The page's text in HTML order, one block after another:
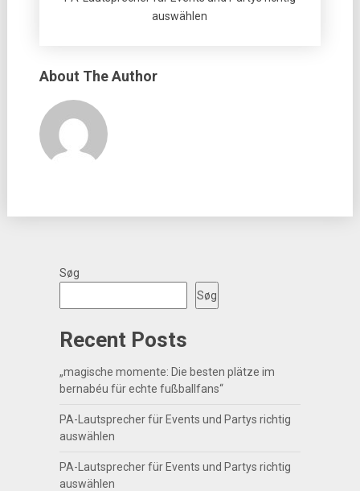
auswählen
About The Author
Søg
Søg
Recent Posts
„magische momente: Die besten plätze im
bernabéu für echte fußballfans“
PA-Lautsprecher für Events und Partys richtig
auswählen
PA-Lautsprecher für Events und Partys richtig
auswählen